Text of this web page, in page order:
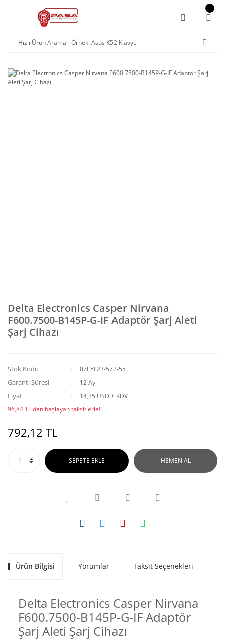
Delta Electronics Casper Nirvana
F600.7500-B145P-G-IF Adaptör Şarj Aleti
Şarj Cihazı
Stok Kodu 07EYL23-572-55
Garanti Süresi 12 Ay
Fiyat
14,35 USD + KDV
96,84 TL den başlayan taksitlerle!!
792,12 TL
SEPETE EKLE HEMEN AL
Ürün Bilgisi Yorumlar Taksit Seçenekleri
Delta Electronics Casper Nirvana
F600.7500-B145P-G-IF Adaptör
Şarj Aleti Şarj Cihazı